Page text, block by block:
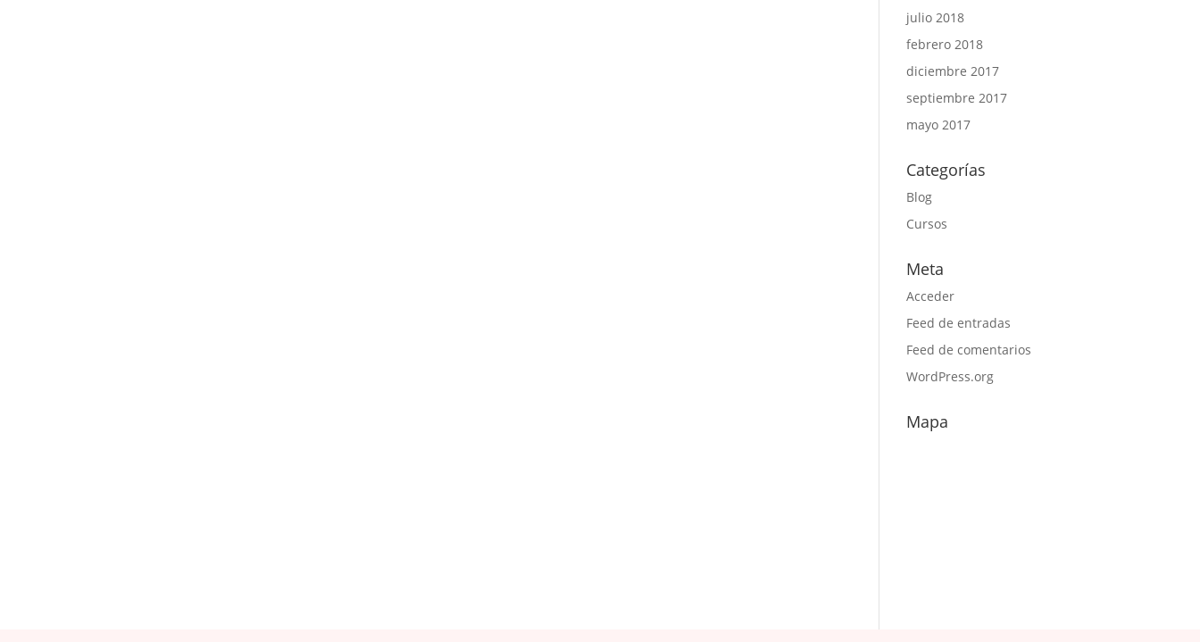
julio 2018
febrero 2018
diciembre 2017
septiembre 2017
mayo 2017
Categorías
Blog
Cursos
Meta
Acceder
Feed de entradas
Feed de comentarios
WordPress.org
Mapa